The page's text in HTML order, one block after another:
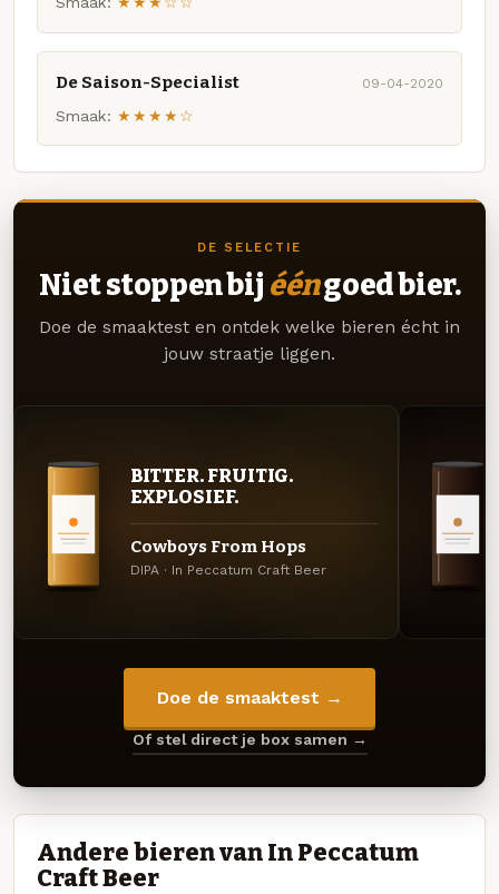
De Saison-Specialist 09-04-2020
Smaak: ★★★★☆
DE SELECTIE
Niet stoppen bij ééngoed bier.
Doe de smaaktest en ontdek welke bieren écht in
jouw straatje liggen.
BITTER. FRUITIG.
EXPLOSIEF.
Cowboys From Hops
DIPA · In Peccatum Craft Beer
Doe de smaaktest →
Of stel direct je box samen →
Andere bieren van In Peccatum
Craft Beer